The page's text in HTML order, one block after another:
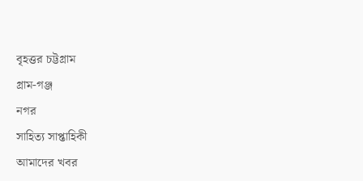
বৃহত্তর চট্টগ্রাম
গ্রাম-গঞ্জ
নগর
সাহিত্য সাপ্তাহিকী
আমাদের খবর